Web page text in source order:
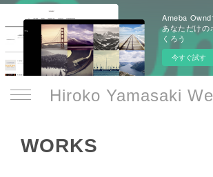
Ameba Ownd
あなただけの
くろう
今すぐ試す
Hiroko Yamasaki
WORKS